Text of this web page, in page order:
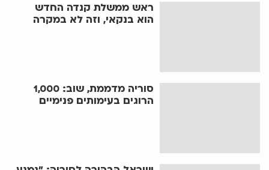
ראש ממשלת קנדה החדש
הוא בנקאי, וזה לא במקרה
סוריה מדממת, שוב: 1,000
הרוגים בעימותים פנימיים